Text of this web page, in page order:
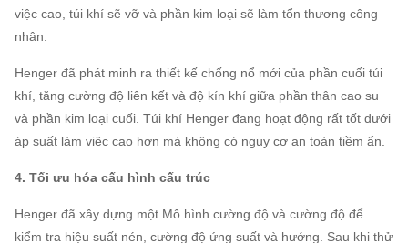
việc cao, túi khí sẽ vỡ và phần kim loại sẽ làm tổn thương công
nhân.
Henger đã phát minh ra thiết kế chống nổ mới của phần cuối túi
khí, tăng cường độ liên kết và độ kín khí giữa phần thân cao su
và phần kim loại cuối. Túi khí Henger đang hoạt động rất tốt dưới
áp suất làm việc cao hơn mà không có nguy cơ an toàn tiềm ẩn.
4. Tối ưu hóa cấu hình cấu trúc
Henger đã xây dựng một Mô hình cường độ và cường độ để
kiểm tra hiệu suất nén, cường độ ứng suất và hướng.
Sau khi thử